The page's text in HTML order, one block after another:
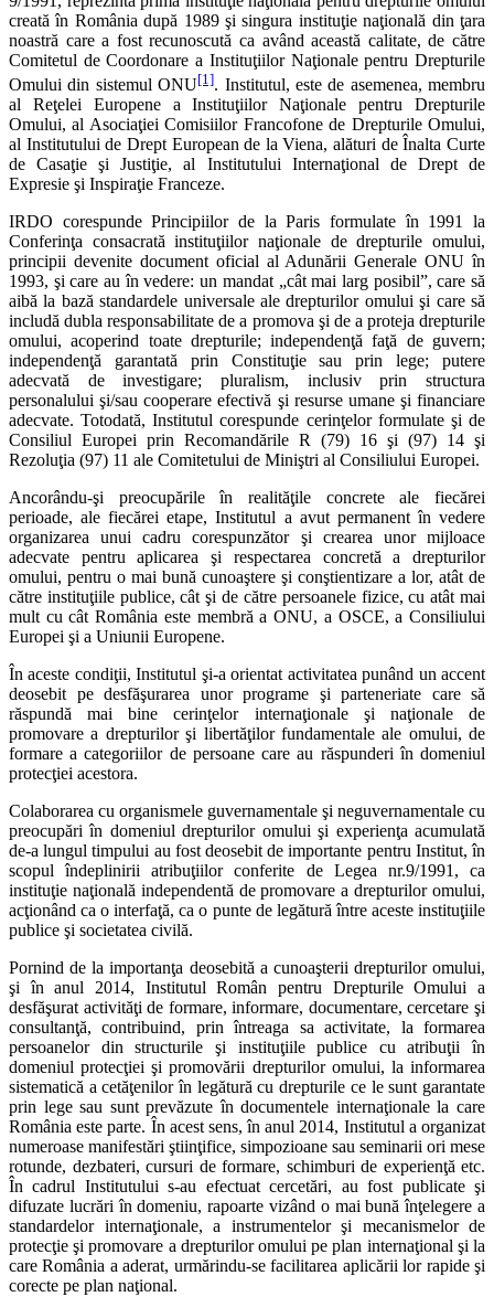
creată în România după 1989 şi singura instituţie naţională din ţara
noastră care a fost recunoscută ca având această calitate, de către
Comitetul de Coordonare a Instituţiilor Naţionale pentru Drepturile
Omului din sistemul ONU[1]. Institutul, este de asemenea, membru
al Reţelei Europene a Instituţiilor Naţionale pentru Drepturile
Omului, al Asociaţiei Comisiilor Francofone de Drepturile Omului,
al Institutului de Drept European de la Viena, alături de Înalta Curte
de Casaţie şi Justiţie, al Institutului Internaţional de Drept de
Expresie şi Inspiraţie Franceze.
IRDO corespunde Principiilor de la Paris formulate în 1991 la
Conferinţa consacrată instituţiilor naţionale de drepturile omului,
principii devenite document oficial al Adunării Generale ONU în
1993, şi care au în vedere: un mandat „cât mai larg posibil”, care să
aibă la bază standardele universale ale drepturilor omului şi care să
includă dubla responsabilitate de a promova şi de a proteja drepturile
omului, acoperind toate drepturile; independenţă faţă de guvern;
independenţă garantată prin Constituţie sau prin lege; putere
adecvată de investigare; pluralism, inclusiv prin structura
personalului şi/sau cooperare efectivă şi resurse umane şi financiare
adecvate. Totodată, Institutul corespunde cerinţelor formulate şi de
Consiliul Europei prin Recomandările R (79) 16 şi (97) 14 şi
Rezoluţia (97) 11 ale Comitetului de Miniştri al Consiliului Europei.
Ancorându-şi preocupările în realităţile concrete ale fiecărei
perioade, ale fiecărei etape, Institutul a avut permanent în vedere
organizarea unui cadru corespunzător şi crearea unor mijloace
adecvate pentru aplicarea şi respectarea concretă a drepturilor
omului, pentru o mai bună cunoaştere şi conştientizare a lor, atât de
către instituţiile publice, cât şi de către persoanele fizice, cu atât mai
mult cu cât România este membră a ONU, a OSCE, a Consiliului
Europei şi a Uniunii Europene.
În aceste condiţii, Institutul şi-a orientat activitatea punând un accent
deosebit pe desfăşurarea unor programe şi parteneriate care să
răspundă mai bine cerinţelor internaţionale şi naţionale de
promovare a drepturilor şi libertăţilor fundamentale ale omului, de
formare a categoriilor de persoane care au răspunderi în domeniul
protecţiei acestora.
Colaborarea cu organismele guvernamentale şi neguvernamentale cu
preocupări în domeniul drepturilor omului şi experienţa acumulată
de-a lungul timpului au fost deosebit de importante pentru Institut, în
scopul îndeplinirii atribuţiilor conferite de Legea nr.9/1991, ca
instituţie naţională independentă de promovare a drepturilor omului,
acţionând ca o interfaţă, ca o punte de legătură între aceste instituţiile
publice şi societatea civilă.
Pornind de la importanţa deosebită a cunoaşterii drepturilor omului,
şi în anul 2014, Institutul Român pentru Drepturile Omului a
desfăşurat activităţi de formare, informare, documentare, cercetare şi
consultanţă, contribuind, prin întreaga sa activitate, la formarea
persoanelor din structurile şi instituţiile publice cu atribuţii în
domeniul protecţiei şi promovării drepturilor omului, la informarea
sistematică a cetăţenilor în legătură cu drepturile ce le sunt garantate
prin lege sau sunt prevăzute în documentele internaţionale la care
România este parte. În acest sens, în anul 2014, Institutul a organizat
numeroase manifestări ştiinţifice, simpozioane sau seminarii ori mese
rotunde, dezbateri, cursuri de formare, schimburi de experienţă etc.
În cadrul Institutului s-au efectuat cercetări, au fost publicate şi
difuzate lucrări în domeniu, rapoarte vizând o mai bună înţelegere a
standardelor internaţionale, a instrumentelor şi mecanismelor de
protecţie şi promovare a drepturilor omului pe plan internaţional şi la
care România a aderat, urmărindu-se facilitarea aplicării lor rapide şi
corecte pe plan naţional.